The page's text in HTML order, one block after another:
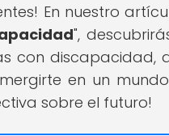
En nuestro
",
con discapacidad,
en un
sobre el futuro!